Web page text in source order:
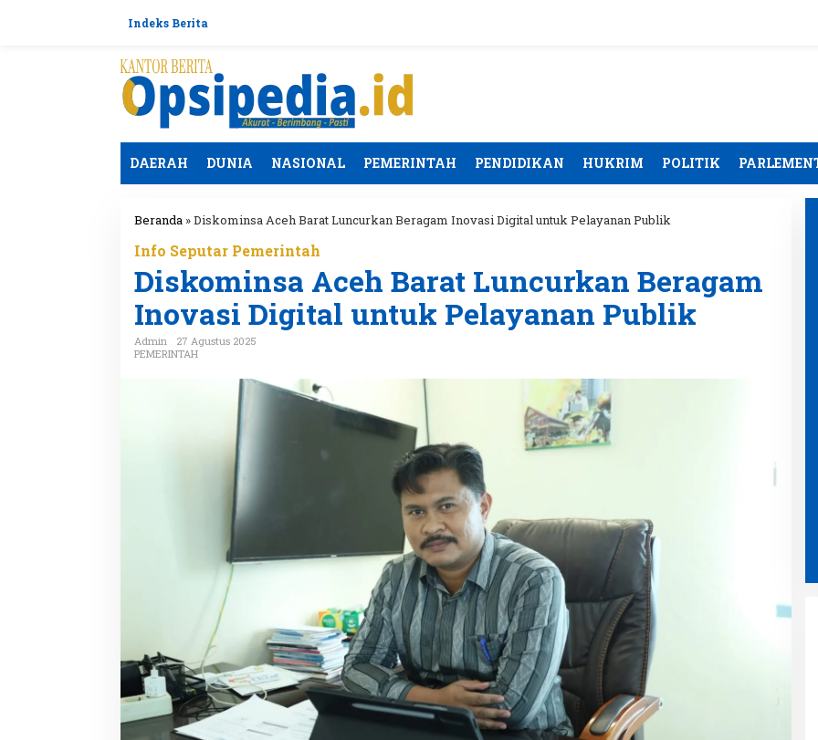
Indeks Berita
DAERAH DUNIA NASIONAL PEMERINTAH PENDIDIKAN HUKRIM POLITIK
Beranda »Diskominsa Aceh Barat Luncurkan Beragam Inovasi Digital untuk Pelayanan Publik
Info Seputar Pemerintah
Diskominsa Aceh Barat Luncurkan Beragam
Inovasi Digital untuk Pelayanan Publik
Admin
27 Agustus 2025
PEMERINTAH